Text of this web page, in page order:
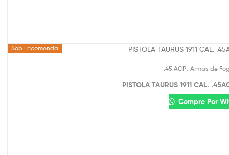
Sob Encomenda
.45 ACP Armas de
PISTOLA TAURUS 1911 CAL.
Compre Por